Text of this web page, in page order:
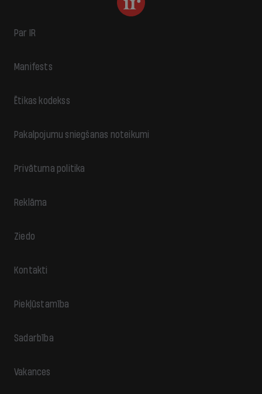
Par IR
Manifests
Ētikas kodekss
Pakalpojumu sniegšanas noteikumi
Privātuma politika
Reklāma
Ziedo
Kontakti
Piekļūstamība
Sadarbība
Vakances